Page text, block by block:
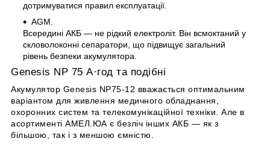
дотримуватися правил експлуатації.
AGM.
Всередині АКБ — не рідкий електроліт. Він всмоктаний у
скловолоконні сепаратори, що підвищує загальний
рівень безпеки акумулятора.
Genesis NP 75 А·год та подібні
Акумулятор Genesis NP75-12 вважається оптимальним
варіантом для живлення медичного обладнання,
охоронних систем та телекомунікаційної техніки. Але в
асортименті АМЕЛ.ЮА є безліч інших АКБ — як з
більшою, так і з меншою ємністю.